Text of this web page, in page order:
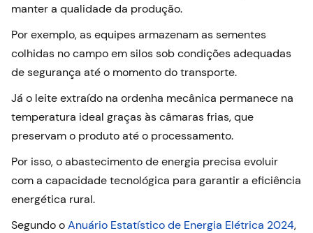
manter a qualidade da produção.
Por exemplo, as equipes armazenam as sementes
colhidas no campo em silos sob condições adequadas
de segurança até o momento do transporte.
Já o leite extraído na ordenha mecânica permanece na
temperatura ideal graças às câmaras frias, que
preservam o produto até o processamento.
Por isso, o abastecimento de energia precisa evoluir
com a capacidade tecnológica para garantir a eficiência
energética rural.
Segundo oAnuário Estatístico de Energia Elétrica 2024,